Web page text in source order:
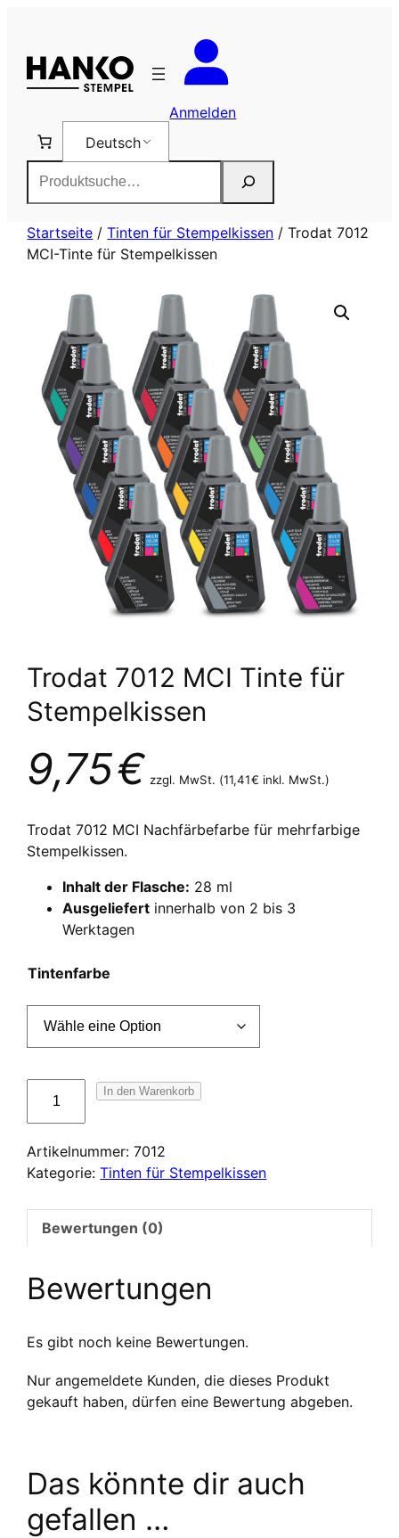
springen
Anmelden
Deutsch
Startseite /Tinten für Stempelkissen / Trodat 7012
MCI-Tinte für Stempelkissen
Trodat 7012 MCI Tinte für
Stempelkissen
9,75€ zzgl. MwSt. (11,41€ inkl. MwSt.)
Trodat 7012 MCI Nachfärbefarbe für mehrfarbige
Stempelkissen.
Inhalt der Flasche: 28 ml
Ausgeliefert innerhalb von 2 bis 3
Werktagen
Tintenfarbe
Trodat
MCI
pour
Menge
In den Warenkorb
Artikelnummer:7012
Kategorie:Tinten für Stempelkissen
Bewertungen (0)
Bewertungen
Es gibt noch keine Bewertungen.
Nur angemeldete Kunden, die dieses Produkt
gekauft haben, dürfen eine Bewertung abgeben.
Das könnte dir auch
gefallen …